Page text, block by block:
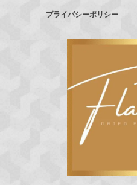
プライバシーポリシー